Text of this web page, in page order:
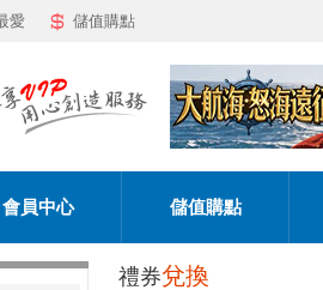
愛 儲值購點
會員中心 儲值購點
禮券兌換